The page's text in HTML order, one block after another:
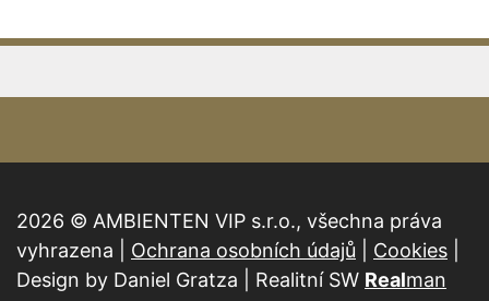
2026 © AMBIENTEN VIP s.r.o., všechna práva
vyhrazena | Ochrana osobních údajů Cookies
Design by Daniel Gratza | Realitní SW Realman